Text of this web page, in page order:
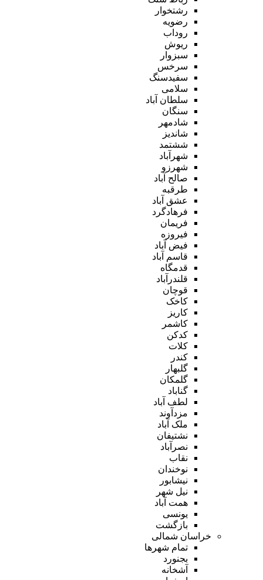
رشتخوار
رضویه
روداب
ریوش
سبزوار
سرخس
سفیدسنگ
سلامی
سلطان آباد
سنگان
شادمهر
شاندیز
ششتمد
شهرآباد
شهرزو
صالح آباد
طرقبه
عشق آباد
فرهادگرد
فریمان
فیروزه
فیض آباد
قاسم آباد
قدمگاه
قلندرآباد
قوچان
کاخک
کاریز
کاشمر
کدکن
کلات
کندر
گلبهار
گلمکان
گناباد
لطف آباد
مزدآوند
ملک آباد
نشتیفان
نصرآباد
نقاب
نوخندان
نیشابور
نیل شهر
همت آباد
یونسی
بازگشت
خراسان شمالی
تمام شهر‌ها
بجنورد
آشخانه